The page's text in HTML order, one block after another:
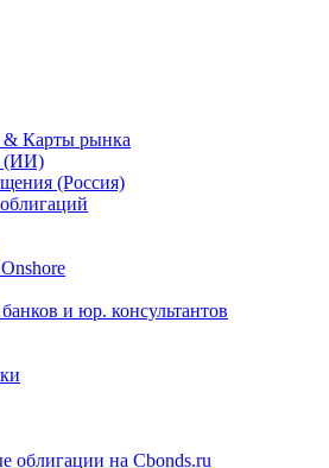
Карты рынка
(Россия)
и юр. консультантов